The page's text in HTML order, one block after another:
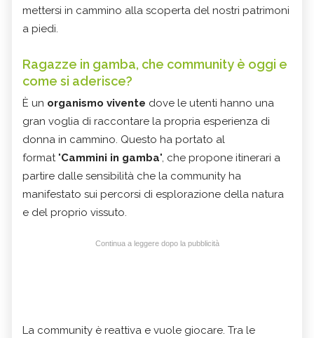
mettersi in cammino alla scoperta del nostri patrimoni
a piedi.
Ragazze in gamba, che community è oggi e
come si aderisce?
È un organismo vivente dove le utenti hanno una
gran voglia di raccontare la propria esperienza di
donna in cammino. Questo ha portato al
format "Cammini in gamba", che propone itinerari a
partire dalle sensibilità che la community ha
manifestato sui percorsi di esplorazione della natura
e del proprio vissuto.
Continua a leggere dopo la pubblicità
La community è reattiva e vuole giocare. Tra le